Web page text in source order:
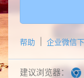
帮助 企业微信
建议浏览器：